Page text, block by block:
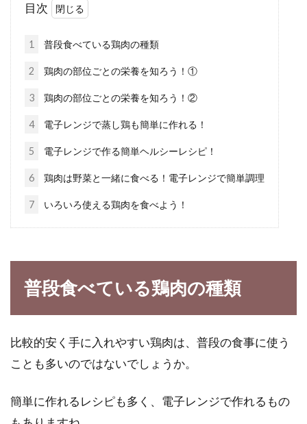
酒粕と牛筋のカレーは、美肌カレーとしてご存
知の方もいらっしゃるのではないでしょうか。
ヨーグルトと牛乳を混ぜるだけ！自
ヨーグルトと牛乳の組み合わせ。聞くだけで腸
に良さそうなイメージですよね。毎日それぞれ
を食べた...
ロリーが高いけど太らない
せんか。特にダイエットをにしている女性の中
には、大...
目次
1 普段食べている鶏肉の種類
2 鶏肉の部位ごとの栄養を知ろう！①
3 鶏肉の部位ごとの栄養を知ろう！②
4 電子レンジで蒸し鶏も簡単に作れる！
5 電子レンジで作る簡単ヘルシーレシピ！
6 鶏肉は野菜と一緒に食べる！電子レンジで簡単調理
7 いろいろ使える鶏肉を食べよう！
普段食べている鶏肉の種類
比較的安く手に入れやすい鶏肉は、普段の食事に使う
ことも多いのではないでしょうか。
簡単に作れるレシピも多く、電子レンジで作れるもの